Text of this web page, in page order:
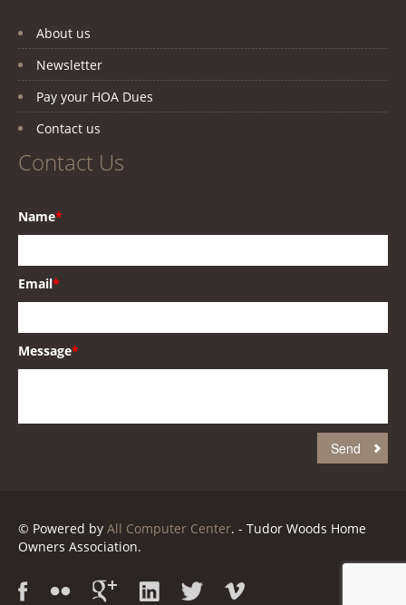
About us
Newsletter
Pay your HOA Dues
Contact us
Contact Us
Name*
Email*
Message*
© Powered by All Computer Center. - Tudor Woods Home
Owners Association.